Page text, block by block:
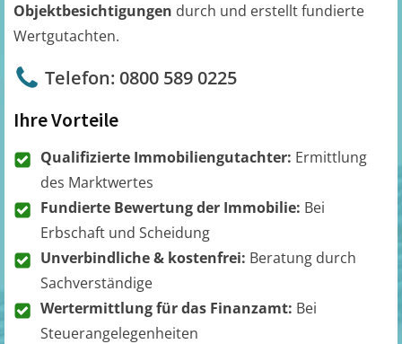
Objektbesichtigungen durch und erstellt fundierte
Wertgutachten.
Telefon: 0800 589 0225
Ihre Vorteile
Qualifizierte Immobiliengutachter: Ermittlung
des Marktwertes
Fundierte Bewertung der Immobilie: Bei
Erbschaft und Scheidung
Unverbindliche & kostenfrei: Beratung durch
Sachverständige
Wertermittlung für das Finanzamt: Bei
Steuerangelegenheiten